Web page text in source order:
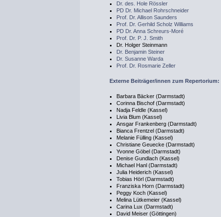
Dr. des. Hole Rössler
PD Dr. Michael Rohrschneider
Prof. Dr. Allison Saunders
Prof. Dr. Gerhild Scholz Williams
PD Dr. Anna Schreurs-Moré
Prof. Dr. P. J. Smith
Dr. Holger Steinmann
Dr. Benjamin Steiner
Dr. Susanne Warda
Prof. Dr. Rosmarie Zeller
Externe Beiträger/innen zum
Barbara Bäcker (Darmstadt)
Corinna Bischof (Darmstadt)
Nadja Feldle (Kassel)
Livia Blum (Kassel)
Ansgar Frankenberg (Darmstadt)
Bianca Frentzel (Darmstadt)
Melanie Fülling (Kassel)
Christiane Geuecke (Darmstadt)
Yvonne Göbel (Darmstadt)
Denise Gundlach (Kassel)
Michael Hanl (Darmstadt)
Julia Heiderich (Kassel)
Tobias Hörl (Darmstadt)
Franziska Horn (Darmstadt)
Peggy Koch (Kassel)
Melina Lütkemeier (Kassel)
Carina Lux (Darmstadt)
David Meiser (Göttingen)